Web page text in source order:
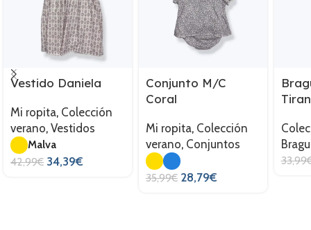
Vestido Daniela
Mi ropita, Colección
verano, Vestidos
Malva
42,99€ 34,39€
Conjunto M/C
Coral
Mi ropita, Colección
verano, Conjuntos
35,99€ 28,79€
33,99